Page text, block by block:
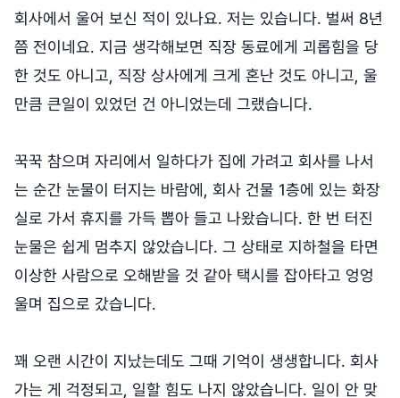
회사에서 울어 보신 적이 있나요. 저는 있습니다. 벌써 8년
쯤 전이네요. 지금 생각해보면 직장 동료에게 괴롭힘을 당
한 것도 아니고, 직장 상사에게 크게 혼난 것도 아니고, 울
만큼 큰일이 있었던 건 아니었는데 그랬습니다.
꾹꾹 참으며 자리에서 일하다가 집에 가려고 회사를 나서
는 순간 눈물이 터지는 바람에, 회사 건물 1층에 있는 화장
실로 가서 휴지를 가득 뽑아 들고 나왔습니다. 한 번 터진
눈물은 쉽게 멈추지 않았습니다. 그 상태로 지하철을 타면
이상한 사람으로 오해받을 것 같아 택시를 잡아타고 엉엉
울며 집으로 갔습니다.
꽤 오랜 시간이 지났는데도 그때 기억이 생생합니다. 회사
가는 게 걱정되고, 일할 힘도 나지 않았습니다. 일이 안 맞